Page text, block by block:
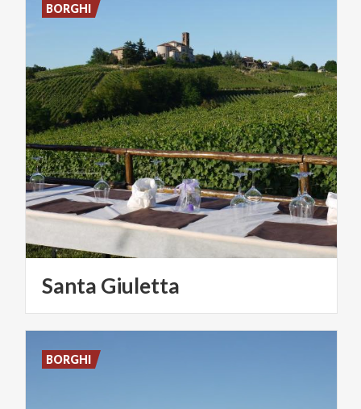
Santa Giuletta
BORGHI
BORGHI